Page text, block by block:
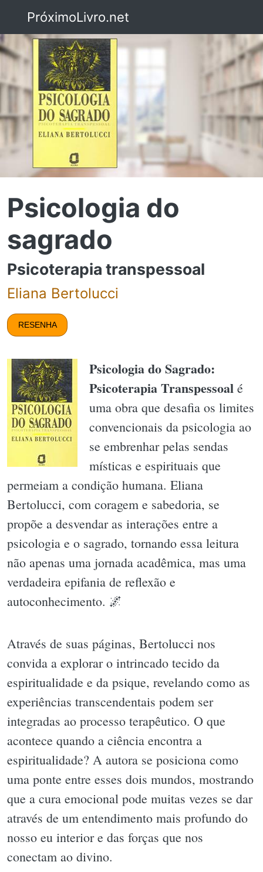
PróximoLivro.net
Psicologia do
sagrado
Psicoterapia transpessoal
Eliana Bertolucci
RESENHA
Psicologia do Sagrado:
Psicoterapia Transpessoal é
uma obra que desafia os limites
convencionais da psicologia ao
se embrenhar pelas sendas
místicas e espirituais que
permeiam a condição humana. Eliana
Bertolucci, com coragem e sabedoria, se
propõe a desvendar as interações entre a
psicologia e o sagrado, tornando essa leitura
não apenas uma jornada acadêmica, mas uma
verdadeira epifania de reflexão e
autoconhecimento. 🌌
Através de suas páginas, Bertolucci nos
convida a explorar o intrincado tecido da
espiritualidade e da psique, revelando como as
experiências transcendentais podem ser
integradas ao processo terapêutico. O que
acontece quando a ciência encontra a
espiritualidade? A autora se posiciona como
uma ponte entre esses dois mundos, mostrando
que a cura emocional pode muitas vezes se dar
através de um entendimento mais profundo do
nosso eu interior e das forças que nos
conectam ao divino.